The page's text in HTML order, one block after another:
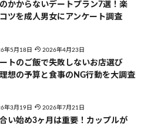
かからないデートプラン7選！楽
ツを成人男女にアンケート調査
年5月18日 2026年4月23日
トのご飯で失敗しないお店選び
想の予算と食事のNG行動を大調査
年3月19日 2026年7月21日
い始め3ヶ月は重要！カップルが